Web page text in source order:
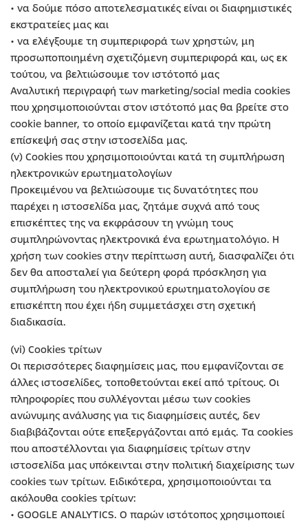
• να δούμε πόσο αποτελεσματικές είναι οι διαφημιστικές
εκστρατείες μας και
• να ελέγξουμε τη συμπεριφορά των χρηστών, μη
προσωποποιημένη σχετιζόμενη συμπεριφορά και, ως εκ
τούτου, να βελτιώσουμε τον ιστότοπό μας
Αναλυτική περιγραφή των marketing/social media cookies
που χρησιμοποιούνται στον ιστότοπό μας θα βρείτε στο
cookie banner, το οποίο εμφανίζεται κατά την πρώτη
επίσκεψή σας στην ιστοσελίδα μας.
(v) Cookies που χρησιμοποιούνται κατά τη συμπλήρωση
ηλεκτρονικών ερωτηματολογίων
Προκειμένου να βελτιώσουμε τις δυνατότητες που
παρέχει η ιστοσελίδα μας, ζητάμε συχνά από τους
επισκέπτες της να εκφράσουν τη γνώμη τους
συμπληρώνοντας ηλεκτρονικά ένα ερωτηματολόγιο. Η
χρήση των cookies στην περίπτωση αυτή, διασφαλίζει ότι
δεν θα αποσταλεί για δεύτερη φορά πρόσκληση για
συμπλήρωση του ηλεκτρονικού ερωτηματολογίου σε
επισκέπτη που έχει ήδη συμμετάσχει στη σχετική
διαδικασία.
(vi) Cookies τρίτων
Οι περισσότερες διαφημίσεις μας, που εμφανίζονται σε
άλλες ιστοσελίδες, τοποθετούνται εκεί από τρίτους. Οι
πληροφορίες που συλλέγονται μέσω των cookies
ανώνυμης ανάλυσης για τις διαφημίσεις αυτές, δεν
διαβιβάζονται ούτε επεξεργάζονται από εμάς. Τα cookies
που αποστέλλονται για διαφημίσεις τρίτων στην
ιστοσελίδα μας υπόκεινται στην πολιτική διαχείρισης των
cookies των τρίτων. Ειδικότερα, χρησιμοποιούνται τα
ακόλουθα cookies τρίτων:
• GOOGLE ANALYTICS. Ο παρών ιστότοπος χρησιμοποιεί